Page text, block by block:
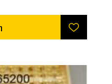
μία βασίλισσα και να